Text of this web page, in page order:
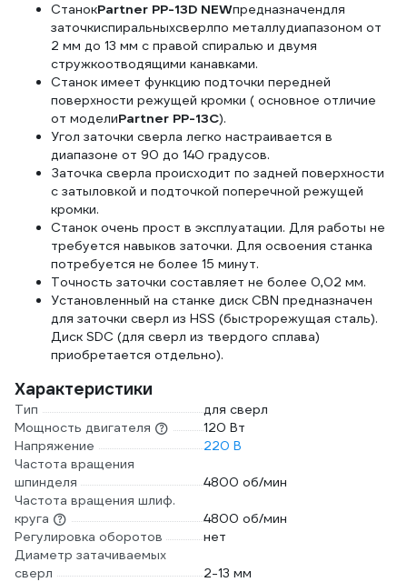
СтанокPartner PP-13D NEWпредназначендля
заточкиспиральныхсверлпо металлудиапазоном от
2 мм до 13 мм с правой спиралью и двумя
стружкоотводящими канавками.
Станок имеет функцию подточки передней
поверхности режущей кромки ( основное отличие
от моделиPartner PP-13C).
Угол заточки сверла легко настраивается в
диапазоне от 90 до 140 градусов.
Заточка сверла происходит по задней поверхности
с затыловкой и подточкой поперечной режущей
кромки.
Станок очень прост в эксплуатации. Для работы не
требуется навыков заточки. Для освоения станка
потребуется не более 15 минут.
Точность заточки составляет не более 0,02 мм.
Установленный на станке диск CBN предназначен
для заточки сверл из HSS (быстрорежущая сталь).
Диск SDC (для сверл из твердого сплава)
приобретается отдельно).
Характеристики
Тип
для сверл
Мощность двигателя
120 Вт
Напряжение
220 В
Частота вращения
шпинделя
4800 об/мин
Частота вращения шлиф.
круга
4800 об/мин
Регулировка оборотов
нет
Диаметр затачиваемых
сверл
2-13 мм